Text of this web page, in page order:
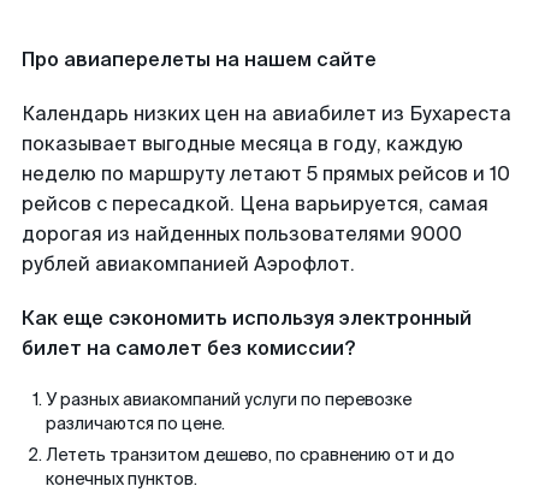
Про авиаперелеты на нашем сайте
Календарь низких цен на авиабилет из Бухареста
показывает выгодные месяца в году, каждую
неделю по маршруту летают 5 прямых рейсов и 10
рейсов с пересадкой. Цена варьируется, самая
дорогая из найденных пользователями 9000
рублей авиакомпанией Аэрофлот.
Как еще сэкономить используя электронный
билет на самолет без комиссии?
У разных авиакомпаний услуги по перевозке
различаются по цене.
Лететь транзитом дешево, по сравнению от и до
конечных пунктов.